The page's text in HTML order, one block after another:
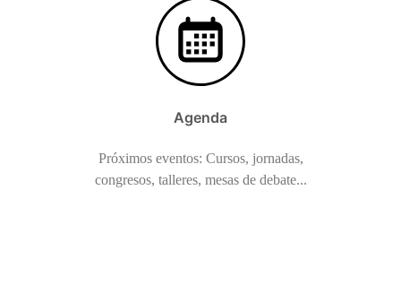
Agenda
Próximos eventos: Cursos, jornadas,
congresos, talleres, mesas de debate...